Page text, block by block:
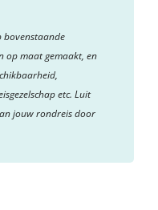
bovenstaande
op maat gemaakt, en
etc. Luit
jouw rondreis door